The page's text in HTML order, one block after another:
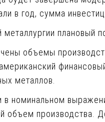
в год, сумма
металлургии плановый
объемы
металлов.
в номинальном
объем производства.